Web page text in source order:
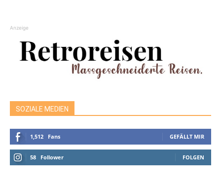
Anzeige
SOZIALE MEDIEN
1,512 Fans GEFÄLLT MIR
58 Follower FOLGEN